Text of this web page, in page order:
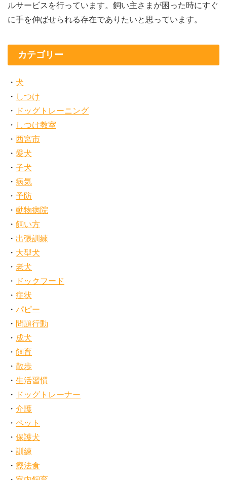
ルサービスを行っています。飼い主さまが困った時にすぐ
に手を伸ばせられる存在でありたいと思っています。
カテゴリー
犬
しつけ
ドッグトレーニング
しつけ教室
西宮市
愛犬
子犬
病気
予防
動物病院
飼い方
出張訓練
大型犬
老犬
ドックフード
症状
パピー
問題行動
成犬
飼育
散歩
生活習慣
ドッグトレーナー
介護
ペット
保護犬
訓練
療法食